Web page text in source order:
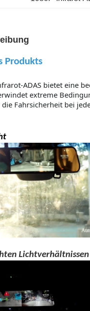
Produkts
ADAS bietet eine
extreme
Fahrsicherheit bei
Lichtverhältnissen